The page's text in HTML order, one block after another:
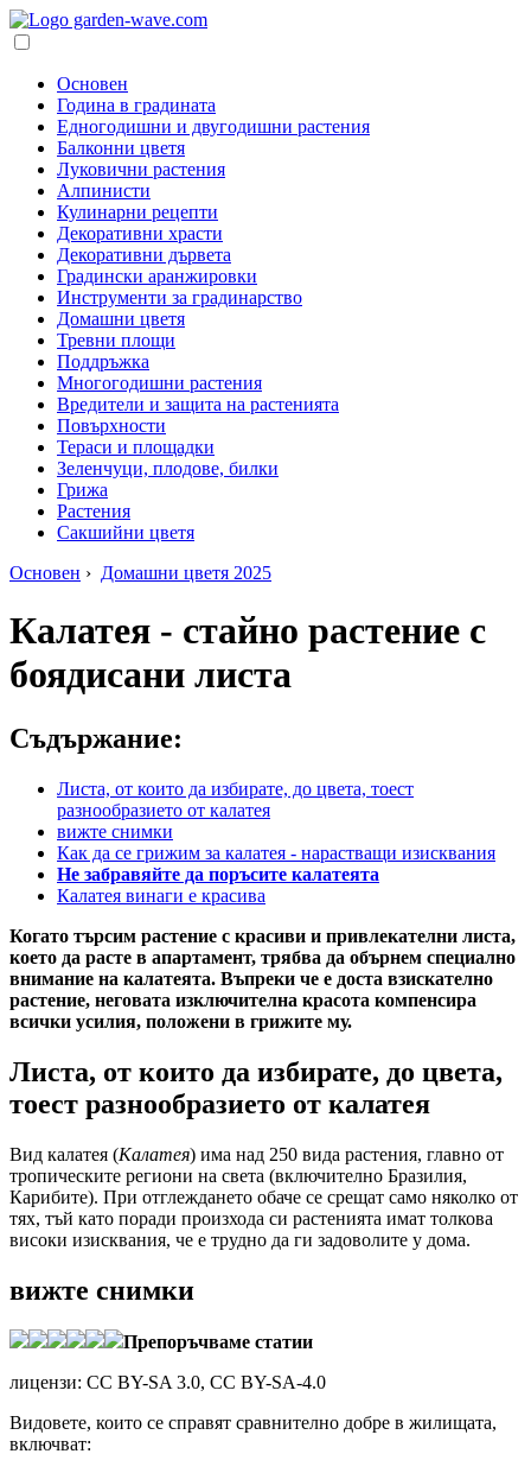
Основен
Година в градината
Едногодишни и двугодишни растения
Балконни цветя
Луковични растения
Алпинисти
Кулинарни рецепти
Декоративни храсти
Декоративни дървета
Градински аранжировки
Инструменти за градинарство
Домашни цветя
Тревни площи
Поддръжка
Многогодишни растения
Вредители и защита на растенията
Повърхности
Тераси и площадки
Зеленчуци, плодове, билки
Грижа
Растения
Сакшийни цветя
Основен › Домашни цветя 2025
Калатея - стайно растение с
боядисани листа
Съдържание:
Листа, от които да избирате, до цвета, тоест
разнообразието от калатея
вижте снимки
Как да се грижим за калатея - нарастващи изисквания
Не забравяйте да поръсите калатеята
Калатея винаги е красива
Когато търсим растение с красиви и привлекателни листа,
което да расте в апартамент, трябва да обърнем специално
внимание на калатеята. Въпреки че е доста взискателно
растение, неговата изключителна красота компенсира
всички усилия, положени в грижите му.
Листа, от които да избирате, до цвета,
тоест разнообразието от калатея
Вид калатея (Калатея) има над 250 вида растения, главно от
тропическите региони на света (включително Бразилия,
Карибите). При отглеждането обаче се срещат само няколко от
тях, тъй като поради произхода си растенията имат толкова
високи изисквания, че е трудно да ги задоволите у дома.
вижте снимки
Препоръчваме статии
лицензи: CC BY-SA 3.0, CC BY-SA-4.0
Видовете, които се справят сравнително добре в жилищата,
включват: